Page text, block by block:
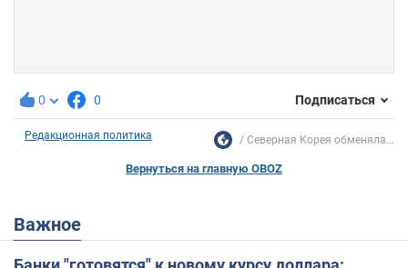
0 0 Подписаться
Редакционная политика Северная Корея обменяла...
Вернуться на главную OBOZ
Важное